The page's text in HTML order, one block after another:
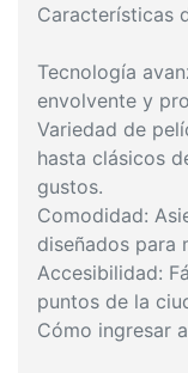
Características
Tecnología
envolvente y
Variedad de
hasta clásicos
gustos.
Comodidad:
diseñados para
Accesibilidad:
puntos de la
Cómo ingresar